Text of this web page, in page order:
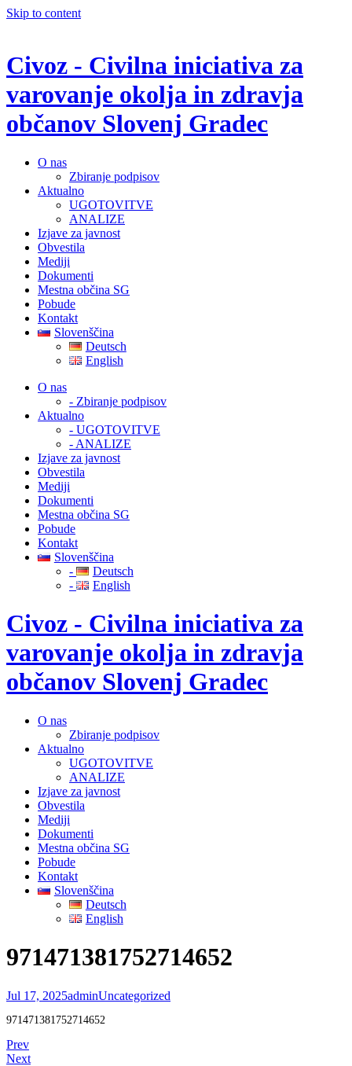
Skip to content
Civoz - Civilna iniciativa za
varovanje okolja in zdravja
občanov Slovenj Gradec
O nas
Zbiranje podpisov
Aktualno
UGOTOVITVE
ANALIZE
Izjave za javnost
Obvestila
Mediji
Dokumenti
Mestna občina SG
Pobude
Kontakt
Slovenščina
Deutsch
English
O nas
- Zbiranje podpisov
Aktualno
- UGOTOVITVE
- ANALIZE
Izjave za javnost
Obvestila
Mediji
Dokumenti
Mestna občina SG
Pobude
Kontakt
Slovenščina
-
Deutsch
-
English
Civoz - Civilna iniciativa za
varovanje okolja in zdravja
občanov Slovenj Gradec
O nas
Zbiranje podpisov
Aktualno
UGOTOVITVE
ANALIZE
Izjave za javnost
Obvestila
Mediji
Dokumenti
Mestna občina SG
Pobude
Kontakt
Slovenščina
Deutsch
English
971471381752714652
Jul 17, 2025adminUncategorized
971471381752714652
Prev
Next